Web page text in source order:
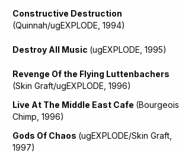
Constructive Destruction
(Quinnah/ugEXPLODE, 1994)
Destroy All Music (ugEXPLODE, 1995)
Revenge Of the Flying Luttenbachers
(Skin Graft/ugEXPLODE, 1996)
Live At The Middle East Cafe (Bourgeois
Chimp, 1996)
Gods Of Chaos (ugEXPLODE/Skin Graft,
1997)